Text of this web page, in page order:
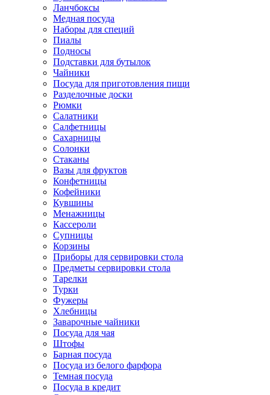
Ланчбоксы
Медная посуда
Наборы для специй
Пиалы
Подносы
Подставки для бутылок
Чайники
Посуда для приготовления пищи
Разделочные доски
Рюмки
Салатники
Салфетницы
Сахарницы
Солонки
Стаканы
Вазы для фруктов
Конфетницы
Кофейники
Кувшины
Менажницы
Кассероли
Супницы
Корзины
Приборы для сервировки стола
Предметы сервировки стола
Тарелки
Турки
Фужеры
Хлебницы
Заварочные чайники
Посуда для чая
Штофы
Барная посуда
Посуда из белого фарфора
Темная посуда
Посуда в кредит